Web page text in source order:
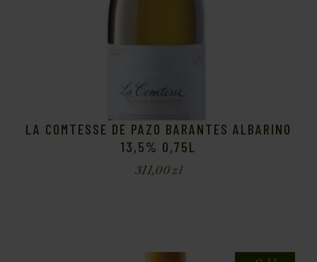
LA COMTESSE DE PAZO BARANTES ALBARINO
13,5% 0,75L
311,00zł